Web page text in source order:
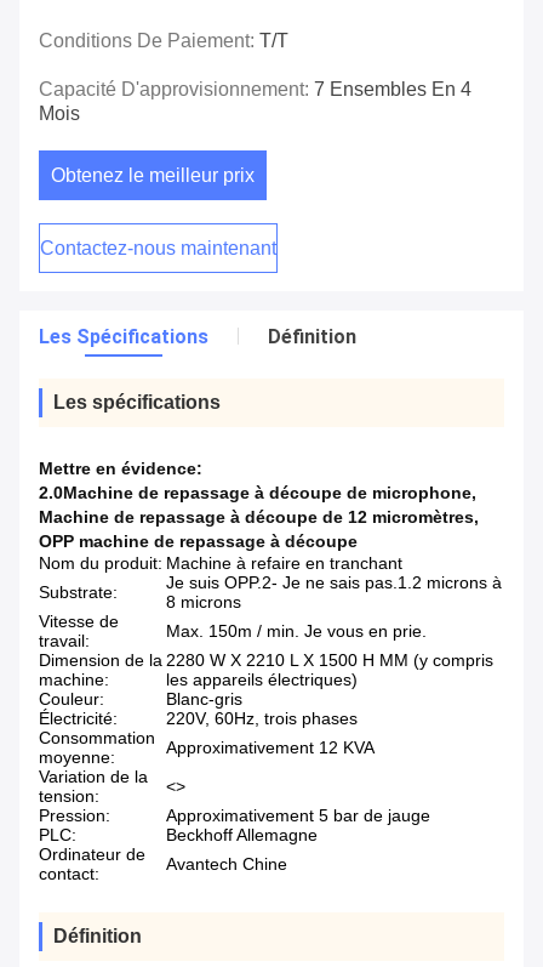
Conditions De Paiement: T/T
Capacité D'approvisionnement: 7 Ensembles En 4
Mois
Obtenez le meilleur prix
Contactez-nous maintenant
Les Spécifications Définition
Les spécifications
Mettre en évidence:
2.0Machine de repassage à découpe de microphone,
Machine de repassage à découpe de 12 micromètres,
OPP machine de repassage à découpe
Nom du produit: Machine à refaire en tranchant
Substrate:
Je suis OPP.2- Je ne sais pas.1.2 microns à
8 microns
Vitesse de
travail:
Max. 150m / min. Je vous en prie.
Dimension de la
machine:
2280 W X 2210 L X 1500 H MM (y compris
les appareils électriques)
Couleur:
Blanc-gris
Électricité:
220V, 60Hz, trois phases
Consommation
moyenne:
Approximativement 12 KVA
Variation de la
tension:
<>
Pression:
Approximativement 5 bar de jauge
PLC:
Beckhoff Allemagne
Ordinateur de
contact:
Avantech Chine
Définition